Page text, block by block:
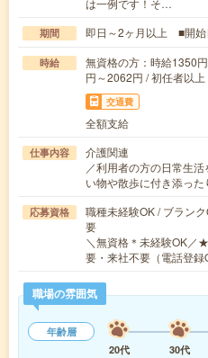
は一例です！そ…
期間 即日～2ヶ月以上 ■開始
時給
無資格の方：時給1350
円～2062円 / 初任者以
交通費
全額支給
仕事内容
介護関連
／利用者の方の日常生
い物や散歩に付き添っ
応募資格
職種未経験OK / ブラン
要
＼無資格＊未経験OK／
要・来社不要（電話登
職場の雰囲気
年齢層
20代
30代